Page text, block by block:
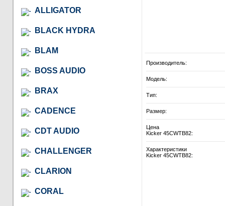
ALLIGATOR
BLACK HYDRA
BLAM
BOSS AUDIO
BRAX
CADENCE
CDT AUDIO
CHALLENGER
CLARION
CORAL
Производитель:
Модель:
Тип:
Размер:
Цена
Kicker 45CWTB82:
Характеристики
Kicker 45CWTB82: